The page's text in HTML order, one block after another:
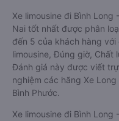
Xe limousine đi Bình
Nai tốt nhất được phân
đến 5 của khách hàng
limousine, Đúng giờ, Chất
Đánh giá này được viết
nghiệm các hãng Xe
Bình Phước.
Xe limousine đi Bình